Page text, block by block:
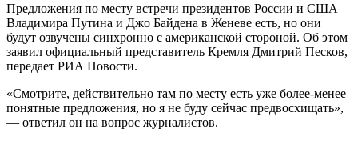
Предложения по месту встречи президентов России и США
Владимира Путина и Джо Байдена в Женеве есть, но они
будут озвучены синхронно с американской стороной. Об этом
заявил официальный представитель Кремля Дмитрий Песков,
передает РИА Новости.
«Смотрите, действительно там по месту есть уже более-менее
понятные предложения, но я не буду сейчас предвосхищать»,
— ответил он на вопрос журналистов.